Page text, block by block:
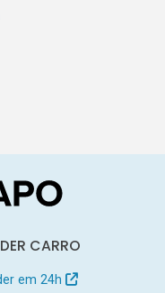
CARRO
em 24h